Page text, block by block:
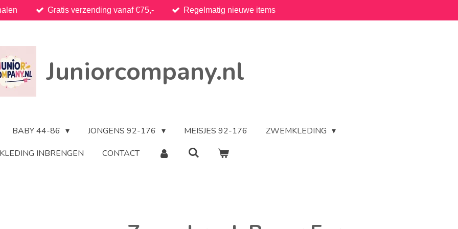
Gratis verzending vanaf €75,- Regelmatig nieuwe items
Juniorcompany.nl
BABY 44-86 JONGENS 92-176 MEISJES 92-176
ZWEMKLEDING
KLEDING INBRENGEN
CONTACT